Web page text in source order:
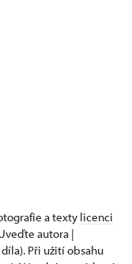
a texty licenci
autora |
Při užití obsahu